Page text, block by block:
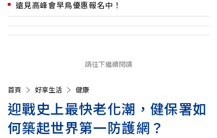
遠見高峰會早鳥優惠報名中！
請往下繼續閱讀
首頁 好享生活 健康
迎戰史上最快老化潮，健保署如
何築起世界第一防護網？